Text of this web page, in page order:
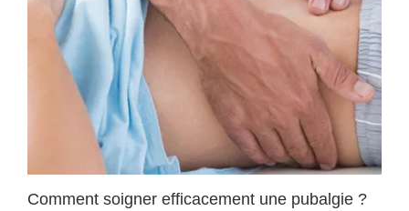
Comment soigner efficacement une pubalgie ?